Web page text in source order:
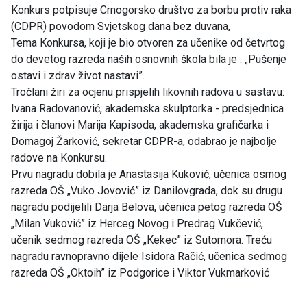
Konkurs potpisuje Crnogorsko društvo za borbu protiv raka
(CDPR) povodom Svjetskog dana bez duvana,
Tema Konkursa, koji je bio otvoren za učenike od četvrtog
do devetog razreda naših osnovnih škola bila je : „Pušenje
ostavi i zdrav život nastavi”.
Tročlani žiri za ocjenu prispjelih likovnih radova u sastavu:
Ivana Radovanović, akademska skulptorka - predsjednica
žirija i članovi Marija Kapisoda, akademska grafičarka i
Domagoj Žarković, sekretar CDPR-a, odabrao je najbolje
radove na Konkursu.
Prvu nagradu dobila je Anastasija Kuković, učenica osmog
razreda OŠ „Vuko Jovović” iz Danilovgrada, dok su drugu
nagradu podijelili Darja Belova, učenica petog razreda OŠ
„Milan Vuković” iz Herceg Novog i Predrag Vukčević,
učenik sedmog razreda OŠ „Kekec” iz Sutomora. Treću
nagradu ravnopravno dijele Isidora Račić, učenica sedmog
razreda OŠ „Oktoih” iz Podgorice i Viktor Vukmarković